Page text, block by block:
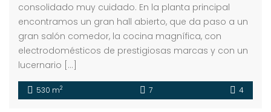
consolidado muy cuidado. En la planta principal
encontramos un gran hall abierto, que da paso a un
gran salón comedor, la cocina magnífica, con
electrodomésticos de prestigiosas marcas y con un
lucernario […]
530 m2 7 4